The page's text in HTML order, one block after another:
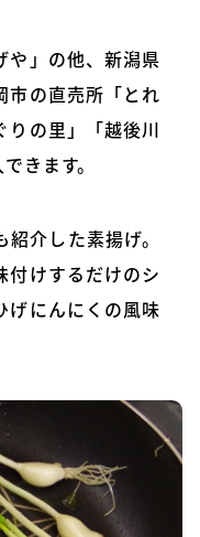
や」の他、新潟県
市の直売所「とれ
りの里」「越後川
きます。
介した素揚げ。
付けするだけのシ
げにんにくの風味